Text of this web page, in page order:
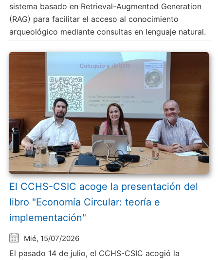
sistema basado en Retrieval-Augmented Generation
(RAG) para facilitar el acceso al conocimiento
arqueológico mediante consultas en lenguaje natural.
El CCHS-CSIC acoge la presentación del
libro "Economía Circular: teoría e
implementación"
Mié, 15/07/2026
El pasado 14 de julio, el CCHS-CSIC acogió la